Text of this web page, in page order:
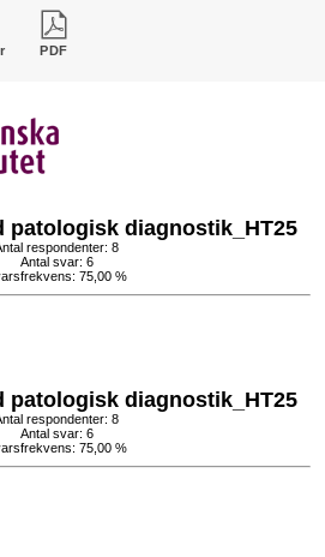
PDF
patologisk diagnostik_HT25
respondenter: 8
Antal svar: 6
75,00 %
patologisk diagnostik_HT25
respondenter: 8
Antal svar: 6
75,00 %